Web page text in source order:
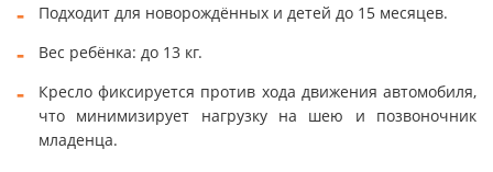
Подходит для новорождённых и детей до 15 месяцев.
Вес ребёнка: до 13 кг.
Кресло фиксируется против хода движения автомобиля,
что минимизирует нагрузку на шею и позвоночник
младенца.